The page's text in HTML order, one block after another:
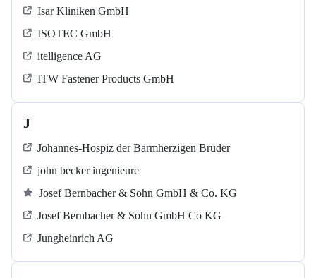
Isar Kliniken GmbH
ISOTEC GmbH
itelligence AG
ITW Fastener Products GmbH
J
Johannes-Hospiz der Barmherzigen Brüder
john becker ingenieure
Josef Bernbacher & Sohn GmbH & Co. KG
Josef Bernbacher & Sohn GmbH Co KG
Jungheinrich AG